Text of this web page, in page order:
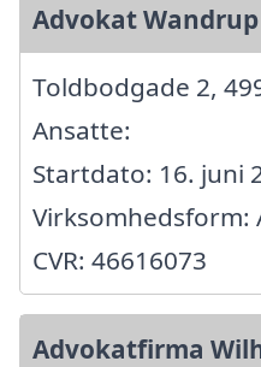
Advokat Wandrup
Toldbodgade 2,
Ansatte:
Startdato: 16. juni
Virksomhedsform:
CVR: 46616073
Advokatfirma